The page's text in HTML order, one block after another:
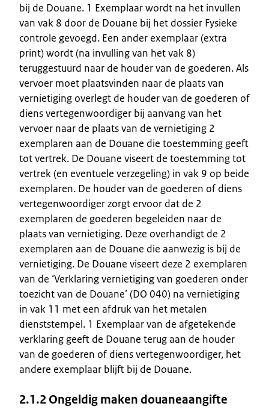
bij de Douane. 1 Exemplaar wordt na het invullen
van vak 8 door de Douane bij het dossier Fysieke
controle gevoegd. Een ander exemplaar (extra
print) wordt (na invulling van het vak 8)
teruggestuurd naar de houder van de goederen. Als
vervoer moet plaatsvinden naar de plaats van
vernietiging overlegt de houder van de goederen of
diens vertegenwoordiger bij aanvang van het
vervoer naar de plaats van de vernietiging 2
exemplaren aan de Douane die toestemming geeft
tot vertrek. De Douane viseert de toestemming tot
vertrek (en eventuele verzegeling) in vak 9 op beide
exemplaren. De houder van de goederen of diens
vertegenwoordiger zorgt ervoor dat de 2
exemplaren de goederen begeleiden naar de
plaats van vernietiging. Deze overhandigt de 2
exemplaren aan de Douane die aanwezig is bij de
vernietiging. De Douane viseert deze 2 exemplaren
van de ‘Verklaring vernietiging van goederen onder
toezicht van de Douane’ (DO 040) na vernietiging
in vak 11 met een afdruk van het metalen
dienststempel. 1 Exemplaar van de afgetekende
verklaring geeft de Douane terug aan de houder
van de goederen of diens vertegenwoordiger, het
andere exemplaar blijft bij de Douane.
2.1.2 Ongeldig maken douaneaangifte